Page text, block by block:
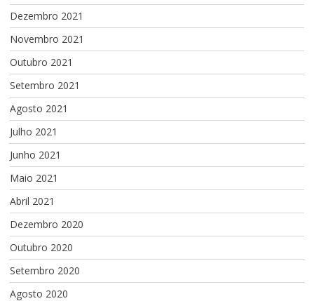
Dezembro 2021
Novembro 2021
Outubro 2021
Setembro 2021
Agosto 2021
Julho 2021
Junho 2021
Maio 2021
Abril 2021
Dezembro 2020
Outubro 2020
Setembro 2020
Agosto 2020